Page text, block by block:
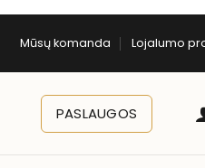
Mūsų komanda Lojalumo
PASLAUGOS